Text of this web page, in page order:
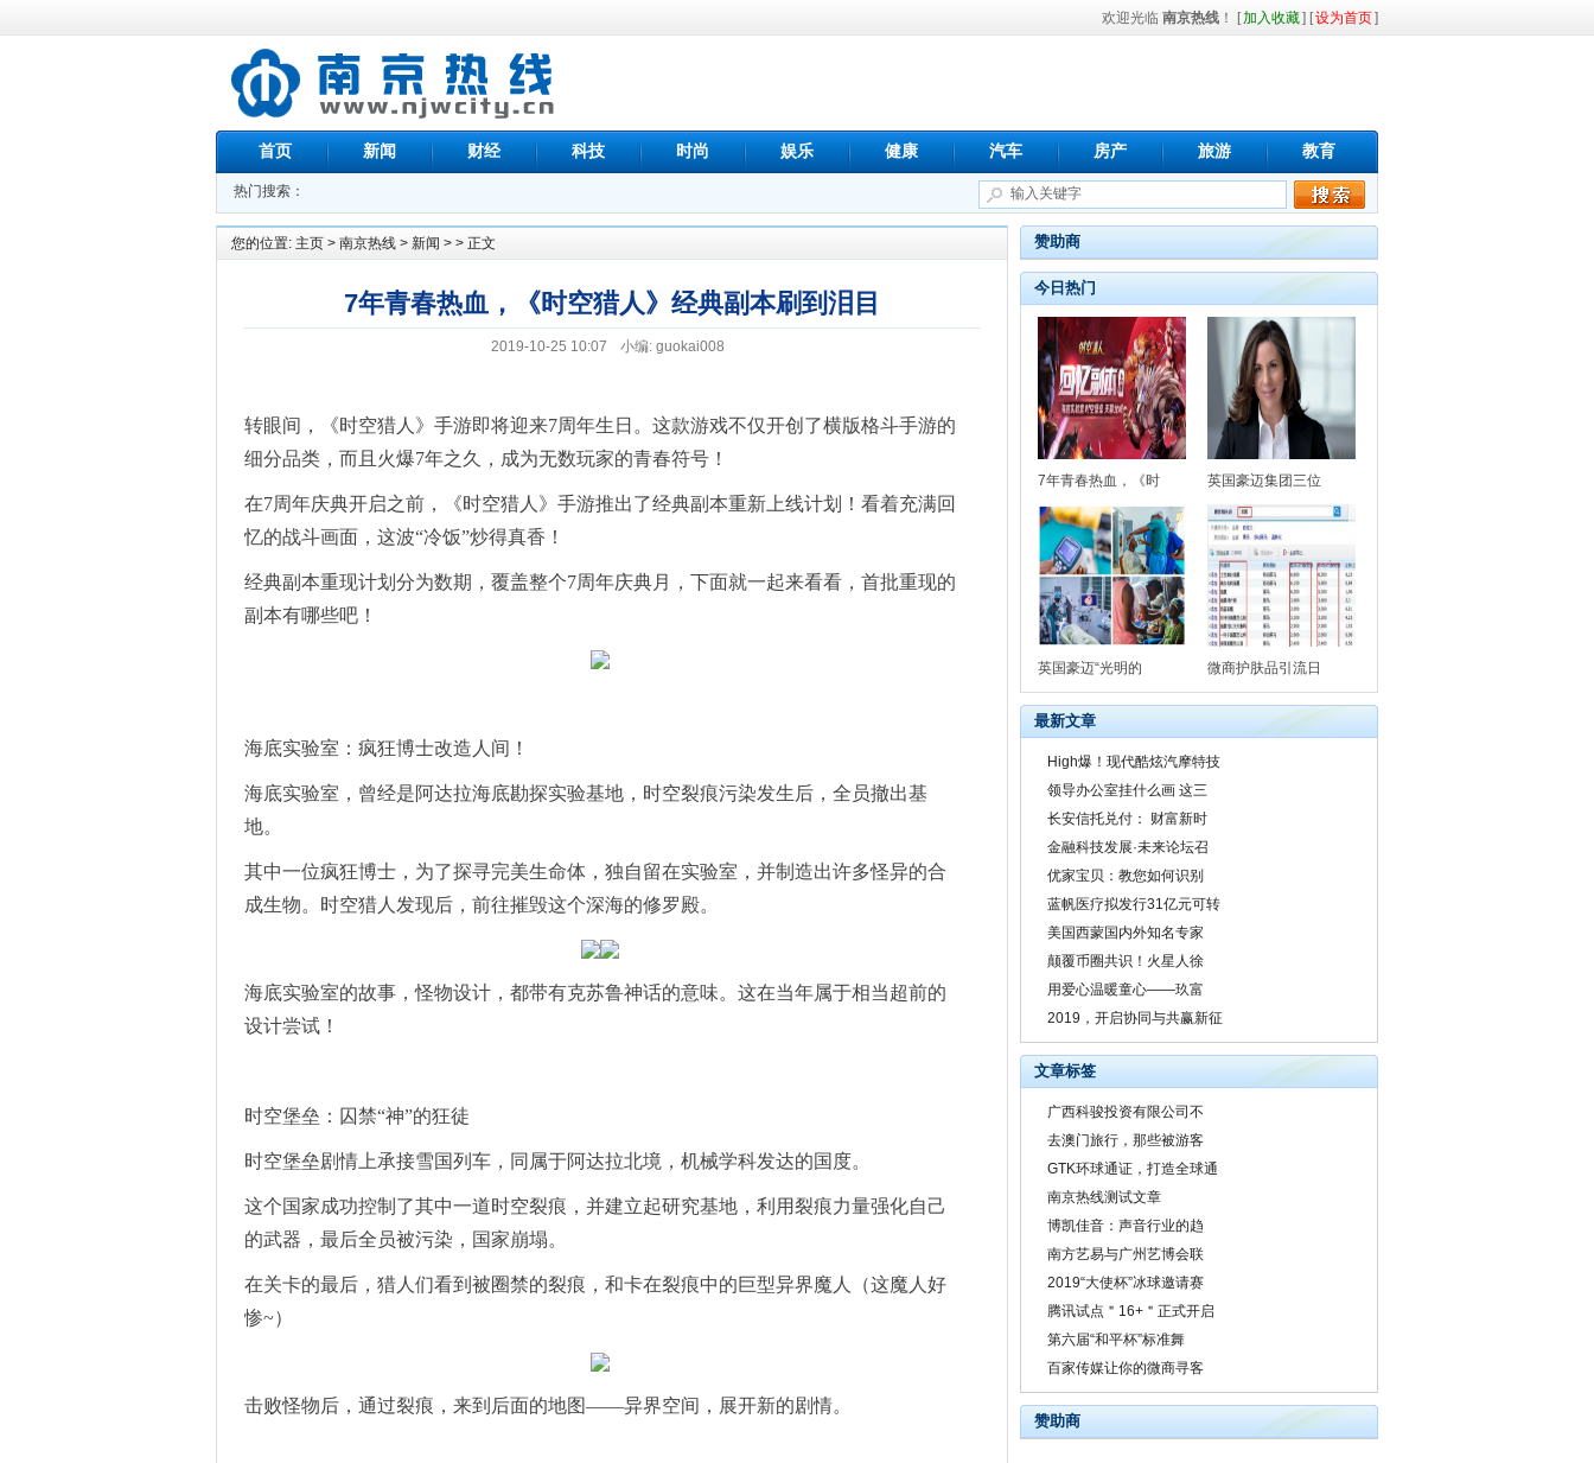
欢迎光临 南京热线 ！ [加入收藏] [设为首页]
首页 新闻 财经 科技 时尚 娱乐 健康 汽车 房产 旅游 教育
热门搜索：
您的位置: 主页 > 南京热线 > 新闻 > > 正文
7年青春热血，《时空猎人》经典副本刷到泪目
2019-10-25 10:07 小编: guokai008
转眼间，《时空猎人》手游即将迎来7周年生日。这款游戏不仅开创了横版格斗手游的
细分品类，而且火爆7年之久，成为无数玩家的青春符号！
在7周年庆典开启之前，《时空猎人》手游推出了经典副本重新上线计划！看着充满回
忆的战斗画面，这波“冷饭”炒得真香！
经典副本重现计划分为数期，覆盖整个7周年庆典月，下面就一起来看看，首批重现的
副本有哪些吧！
海底实验室：疯狂博士改造人间！
海底实验室，曾经是阿达拉海底勘探实验基地，时空裂痕污染发生后，全员撤出基
地。
其中一位疯狂博士，为了探寻完美生命体，独自留在实验室，并制造出许多怪异的合
成生物。时空猎人发现后，前往摧毁这个深海的修罗殿。
海底实验室的故事，怪物设计，都带有克苏鲁神话的意味。这在当年属于相当超前的
设计尝试！
时空堡垒：囚禁“神”的狂徒
时空堡垒剧情上承接雪国列车，同属于阿达拉北境，机械学科发达的国度。
这个国家成功控制了其中一道时空裂痕，并建立起研究基地，利用裂痕力量强化自己
的武器，最后全员被污染，国家崩塌。
在关卡的最后，猎人们看到被圈禁的裂痕，和卡在裂痕中的巨型异界魔人（这魔人好
惨~）
击败怪物后，通过裂痕，来到后面的地图——异界空间，展开新的剧情。
赞助商
今日热门
7年青春热血，《时 英国豪迈集团三位
英国豪迈“光明的 微商护肤品引流日
最新文章
High爆！现代酷炫汽摩特技
领导办公室挂什么画 这三
长安信托兑付： 财富新时
金融科技发展·未来论坛召
优家宝贝：教您如何识别
蓝帆医疗拟发行31亿元可转
美国西蒙国内外知名专家
颠覆币圈共识！火星人徐
用爱心温暖童心——玖富
2019，开启协同与共赢新征
文章标签
广西科骏投资有限公司不
去澳门旅行，那些被游客
GTK环球通证，打造全球通
南京热线测试文章
博凯佳音：声音行业的趋
南方艺易与广州艺博会联
2019“大使杯”冰球邀请赛
腾讯试点＂16+＂正式开启
第六届“和平杯”标准舞
百家传媒让你的微商寻客
赞助商